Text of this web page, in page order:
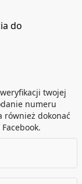
do
twojej
numeru
również dokonać